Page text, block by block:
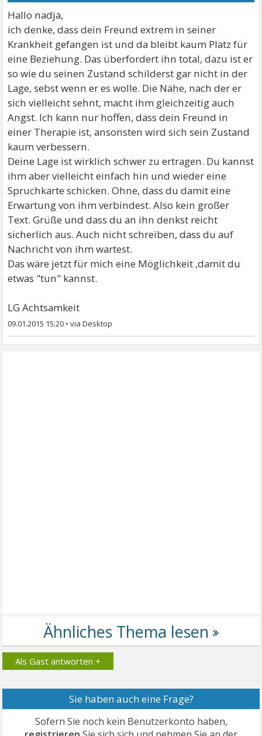
Hallo nadja,
ich denke, dass dein Freund extrem in seiner
Krankheit gefangen ist und da bleibt kaum Platz für
eine Beziehung. Das überfordert ihn total, dazu ist er
so wie du seinen Zustand schilderst gar nicht in der
Lage, sebst wenn er es wolle. Die Nähe, nach der er
sich vielleicht sehnt, macht ihm gleichzeitig auch
Angst. Ich kann nur hoffen, dass dein Freund in
einer Therapie ist, ansonsten wird sich sein Zustand
kaum verbessern.
Deine Lage ist wirklich schwer zu ertragen. Du kannst
ihm aber vielleicht einfach hin und wieder eine
Spruchkarte schicken. Ohne, dass du damit eine
Erwartung von ihm verbindest. Also kein großer
Text. Grüße und dass du an ihn denkst reicht
sicherlich aus. Auch nicht schreiben, dass du auf
Nachricht von ihm wartest.
Das wäre jetzt für mich eine Möglichkeit ,damit du
etwas "tun" kannst.
LG Achtsamkeit
09.01.2015 15:20 •
Als Gast antworten +
Sie haben auch eine Frage?
Sofern Sie noch kein Benutzerkonto haben,